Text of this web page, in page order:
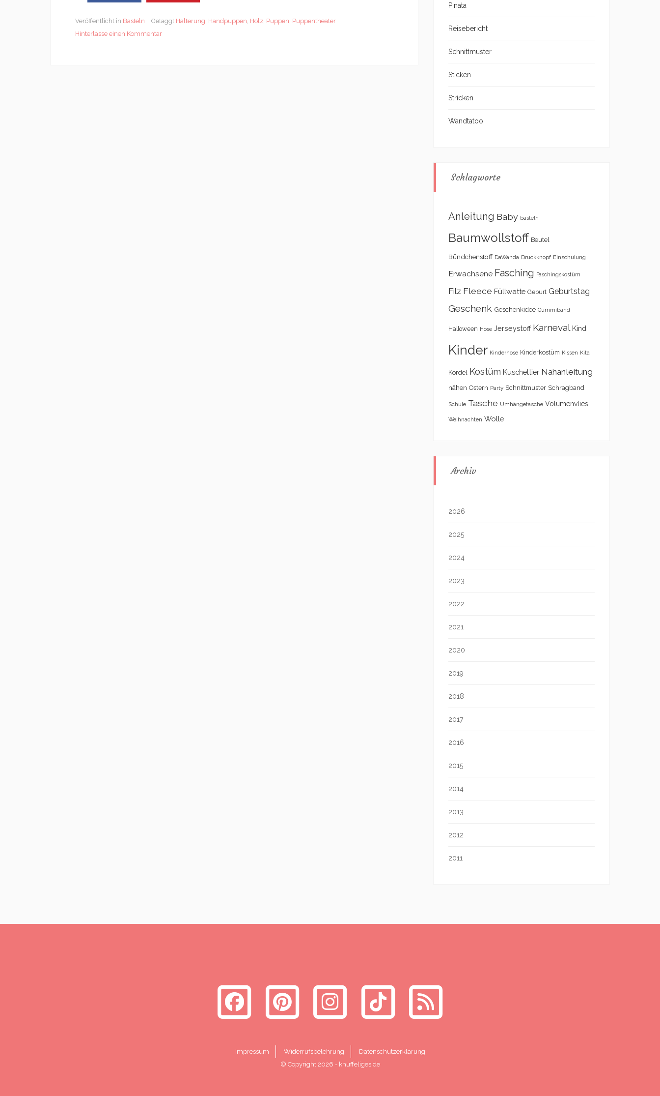
Veröffentlicht in Basteln Getaggt Halterung, Handpuppen, Holz, Puppen, Puppentheater
Hinterlasse einen Kommentar
Pinata
Reisebericht
Schnittmuster
Sticken
Stricken
Wandtatoo
Schlagworte
Anleitung Baby basteln
Baumwollstoff Beutel
Bündchenstoff DaWanda Druckknopf Einschulung
Erwachsene Fasching Faschingskostüm
Filz Fleece Füllwatte Geburt Geburtstag
Geschenk Geschenkidee Gummiband
Halloween Hose Jerseystoff Karneval Kind
Kinder Kinderhose Kinderkostüm Kissen Kita
Kordel Kostüm Kuscheltier Nähanleitung
nähen Ostern Party Schnittmuster Schrägband
Schule Tasche Umhängetasche Volumenvlies
Weihnachten Wolle
Archiv
2026
2025
2024
2023
2022
2021
2020
2019
2018
2017
2016
2015
2014
2013
2012
2011
Impressum Widerrufsbelehrung
Datenschutzerklärung
© Copyright 2026 - knuffeliges.de